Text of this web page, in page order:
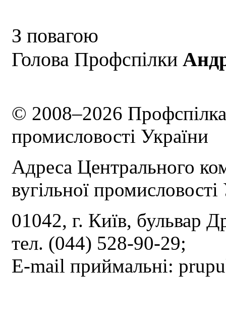
З повагою
Голова Профспілки
© 2008–2026 Профспілка
промисловості України
Адреса Центрального
вугільної
01042, г. Київ, бульвар
тел. (044) 528-90-29;
E-mail приймальні: